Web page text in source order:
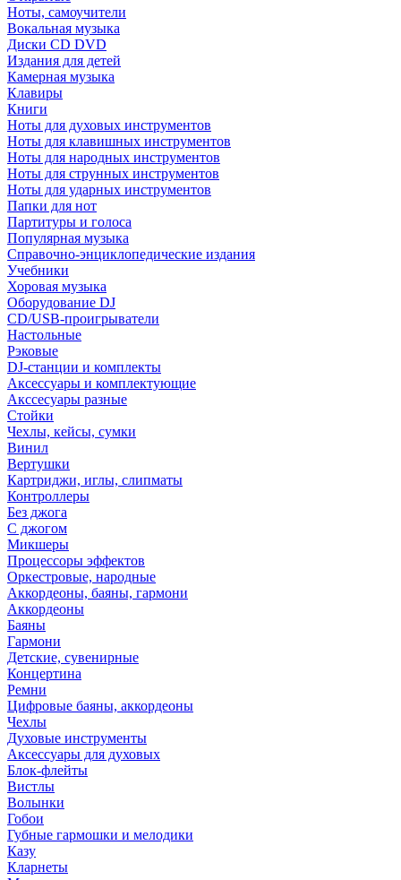
Ноты, самоучители
Вокальная музыка
Диски CD DVD
Издания для детей
Камерная музыка
Клавиры
Книги
Ноты для духовых инструментов
Ноты для клавишных инструментов
Ноты для народных инструментов
Ноты для струнных инструментов
Ноты для ударных инструментов
Папки для нот
Партитуры и голоса
Популярная музыка
Справочно-энциклопедические издания
Учебники
Хоровая музыка
Оборудование DJ
CD/USB-проигрыватели
Настольные
Рэковые
DJ-станции и комплекты
Аксессуары и комплектующие
Акссесуары разные
Стойки
Чехлы, кейсы, сумки
Винил
Вертушки
Картриджи, иглы, слипматы
Контроллеры
Без джога
С джогом
Микшеры
Процессоры эффектов
Оркестровые, народные
Аккордеоны, баяны, гармони
Аккордеоны
Баяны
Гармони
Детские, сувенирные
Концертина
Ремни
Цифровые баяны, аккордеоны
Чехлы
Духовые инструменты
Аксессуары для духовых
Блок-флейты
Вистлы
Волынки
Гобои
Губные гармошки и мелодики
Казу
Кларнеты